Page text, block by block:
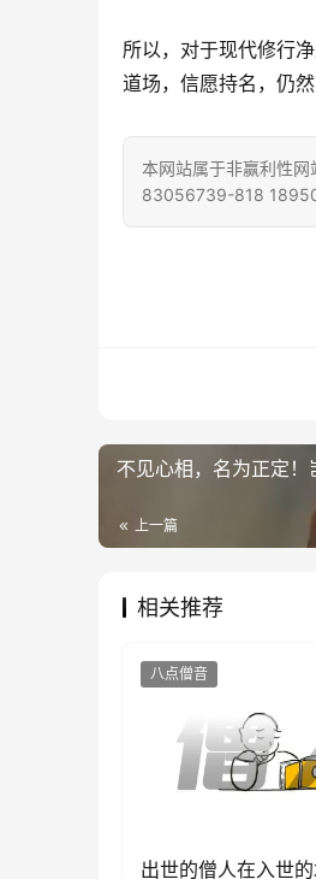
所以，对于现代修行
道场，信愿持名，仍
本网站属于非赢利性
83056739-818
不见心相，名为正定
上一篇
相关推荐
八点僧音
出世的僧人在入世